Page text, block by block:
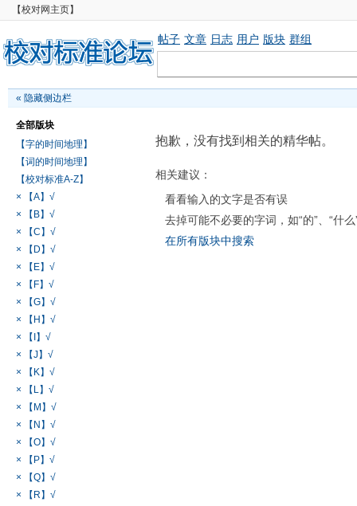
【校对网主页】
帖子 文章 日志 用户 版块 群组
« 隐藏侧边栏
全部版块
【字的时间地理】
【词的时间地理】
【校对标准A-Z】
× 【A】√
× 【B】√
× 【C】√
× 【D】√
× 【E】√
× 【F】√
× 【G】√
× 【H】√
× 【I】√
× 【J】√
× 【K】√
× 【L】√
× 【M】√
× 【N】√
× 【O】√
× 【P】√
× 【Q】√
× 【R】√
抱歉，没有找到相关的精华帖。
相关建议：
看看输入的文字是否有误
去掉可能不必要的字词，如“的”、“什么
在所有版块中搜索